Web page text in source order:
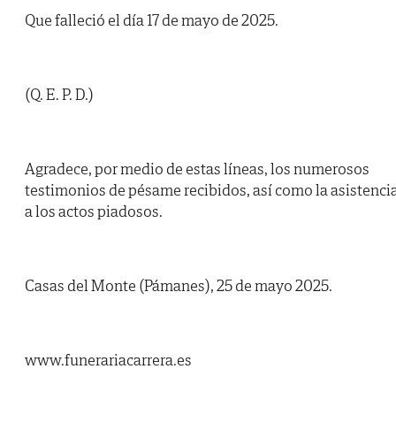
Que falleció el día 17 de mayo de 2025.
(Q. E. P. D.)
Agradece, por medio de estas líneas, los numerosos
testimonios de pésame recibidos, así como la
a los actos piadosos.
Casas del Monte (Pámanes), 25 de mayo 2025.
www.funerariacarrera.es